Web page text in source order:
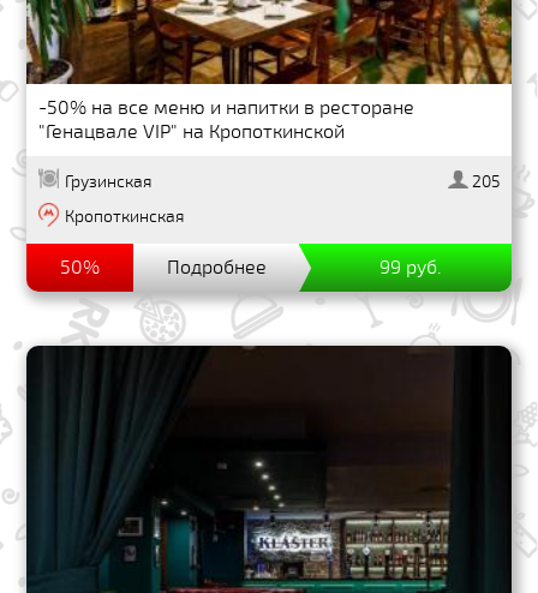
-50% на все меню и напитки в ресторане
"Генацвале VIP" на Кропоткинской
Грузинская
Кропоткинская
205
50% Подробнее 99 руб.